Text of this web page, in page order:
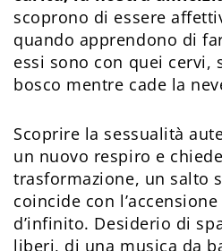
scoprono di essere
quando apprendono di
essi sono con quei cervi,
bosco mentre cade la
Scoprire la sessualità
un nuovo respiro e
trasformazione, un salto
coincide con
d’infinito. Desiderio di
liberi, di una musica da